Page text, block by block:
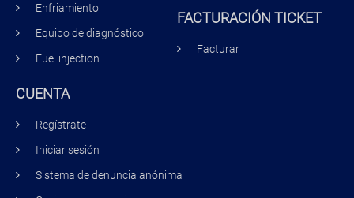
Enfriamiento
Equipo de diagnóstico
Fuel injection
FACTURACIÓN TICKET
Facturar
CUENTA
Regístrate
Iniciar sesión
Sistema de denuncia anónima